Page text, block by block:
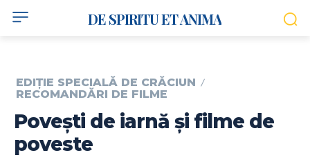
DE SPIRITU ET ANIMA
EDIȚIE SPECIALĂ DE CRĂCIUN
RECOMANDĂRI DE FILME
Povești de iarnă și filme de
poveste